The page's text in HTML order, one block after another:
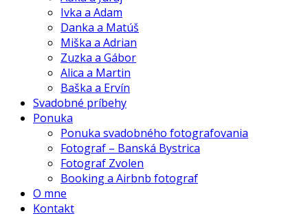
Ivka a Adam
Danka a Matúš
Miška a Adrian
Zuzka a Gábor
Alica a Martin
Baška a Ervín
Svadobné príbehy
Ponuka
Ponuka svadobného fotografovania
Fotograf – Banská Bystrica
Fotograf Zvolen
Booking a Airbnb fotograf
O mne
Kontakt